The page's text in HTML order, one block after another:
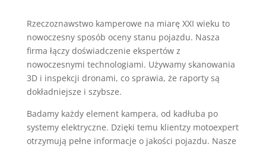
Rzeczoznawstwo kamperowe na miarę XXI wieku to
nowoczesny sposób oceny stanu pojazdu. Nasza
firma łączy doświadczenie ekspertów z
nowoczesnymi technologiami. Używamy skanowania
3D i inspekcji dronami, co sprawia, że raporty są
dokładniejsze i szybsze.
Badamy każdy element kampera, od kadłuba po
systemy elektryczne. Dzięki temu klientzy motoexpert
otrzymują pełne informacje o jakości pojazdu. Nasze